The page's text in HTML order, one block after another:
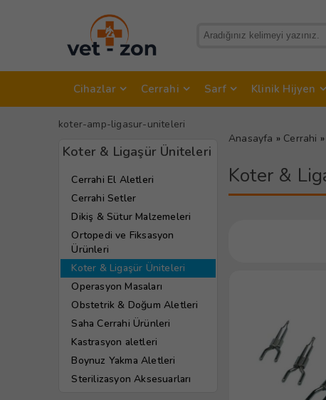
Cihazlar Cerrahi Sarf Klinik Hijyen
koter-amp-ligasur-uniteleri
Koter & Ligaşür Üniteleri
Cerrahi El Aletleri
Cerrahi Setler
Dikiş & Sütur Malzemeleri
Ortopedi ve Fiksasyon
Ürünleri
Koter & Ligaşür Üniteleri
Operasyon Masaları
Obstetrik & Doğum Aletleri
Saha Cerrahi Ürünleri
Kastrasyon aletleri
Boynuz Yakma Aletleri
Sterilizasyon Aksesuarları
Anasayfa » Cerrahi »
Koter &